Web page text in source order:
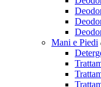
Mani e Piedi